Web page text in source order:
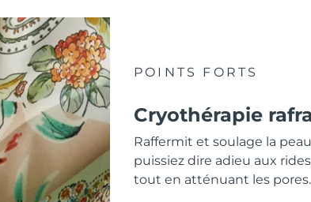
POINTS FORTS
Cryothérapie
Raffermit et soulage la
puissiez dire adieu aux
tout en atténuant les pores.